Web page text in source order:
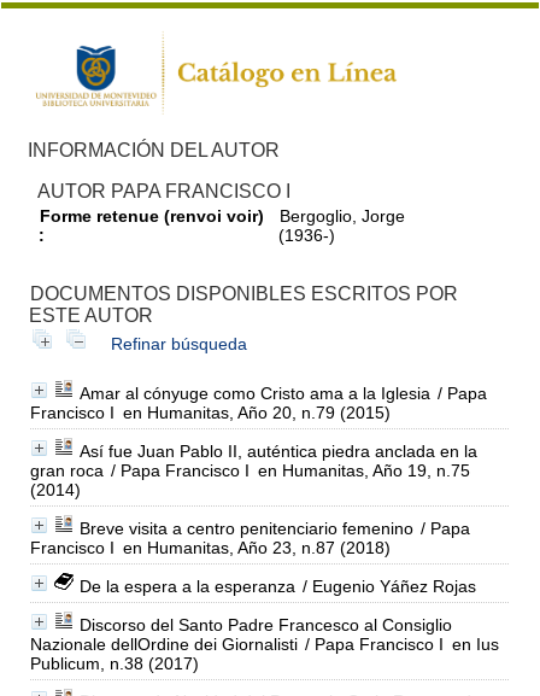
INFORMACIÓN DEL AUTOR
AUTOR PAPA FRANCISCO I
Forme retenue (renvoi voir)
:
Bergoglio, Jorge
(1936-)
DOCUMENTOS DISPONIBLES ESCRITOS POR
ESTE AUTOR
Refinar búsqueda
Amar al cónyuge como Cristo ama a la Iglesia / Papa
Francisco I en Humanitas, Año 20, n.79 (2015)
Así fue Juan Pablo II, auténtica piedra anclada en la
gran roca / Papa Francisco I en Humanitas, Año 19, n.75
(2014)
Breve visita a centro penitenciario femenino / Papa
Francisco I en Humanitas, Año 23, n.87 (2018)
De la espera a la esperanza / Eugenio Yáñez Rojas
Discorso del Santo Padre Francesco al Consiglio
Nazionale dellOrdine dei Giornalisti / Papa Francisco I en Ius
Publicum, n.38 (2017)